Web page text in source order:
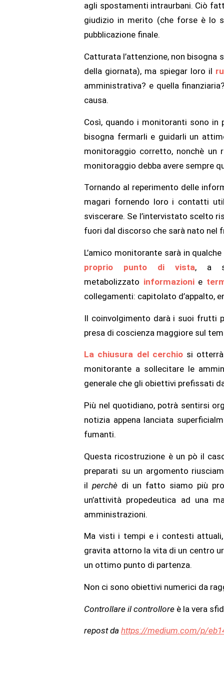
agli spostamenti intraurbani. Ciò
giudizio in merito (che forse è lo
pubblicazione finale.
Catturata l’attenzione, non
della giornata), ma spiegar loro il
amministrativa? e quella
causa.
Così, quando i monitoranti sono
bisogna fermarli e guidarli un
monitoraggio corretto, nonchè un
monitoraggio debba avere sempre
Tornando al reperimento delle
magari fornendo loro i contatti
sviscerare. Se l’intervistato scelto
fuori dal discorso che sarà nato nel
L’amico monitorante sarà in
proprio punto di vista, a
metabolizzato informazioni e
collegamenti: capitolato d’appalto,
Il coinvolgimento darà i suoi frutti
presa di coscienza maggiore sul
La chiusura del cerchiosi otterrà
monitorante a sollecitare le
generale che gli obiettivi prefissati
Più nel quotidiano, potrà sentirsi
notizia appena lanciata
fumanti.
Questa ricostruzione è un pò il
preparati su un argomento
ilperchè di un fatto siamo più
un’attività propedeutica ad una
amministrazioni.
Ma visti i tempi e i contesti
gravita attorno la vita di un centro
un ottimo punto di partenza.
Non ci sono obiettivi numerici da
Controllare il controllore è la vera
repost dahttps://medium.com/p/